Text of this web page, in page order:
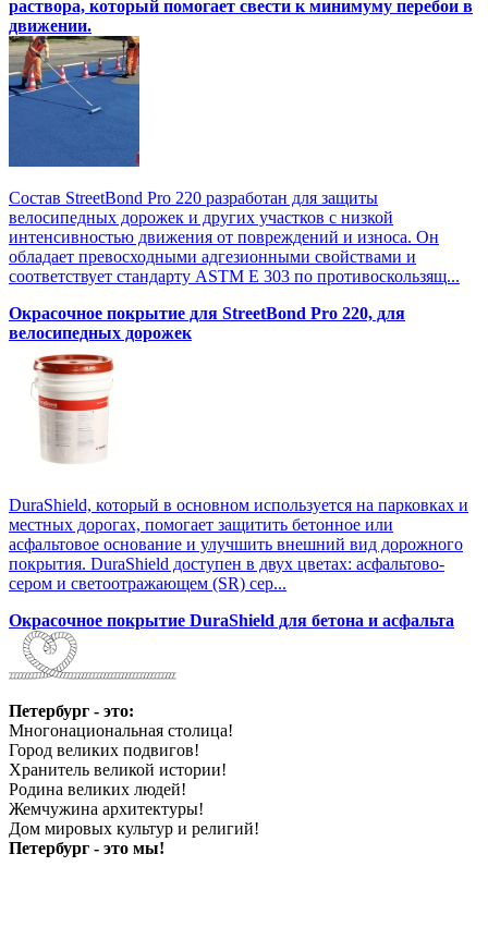
раствора, который помогает свести к минимуму перебои в
движении.
Состав StreetBond Pro 220 разработан для защиты
велосипедных дорожек и других участков с низкой
интенсивностью движения от повреждений и износа. Он
обладает превосходными адгезионными свойствами и
соответствует стандарту ASTM E 303 по противоскользящ...
Окрасочное покрытие для StreetBond Pro 220, для
велосипедных дорожек
DuraShield, который в основном используется на парковках и
местных дорогах, помогает защитить бетонное или
асфальтовое основание и улучшить внешний вид дорожного
покрытия. DuraShield доступен в двух цветах: асфальтово-
сером и светоотражающем (SR) сер...
Окрасочное покрытие DuraShield для бетона и асфальта
Петербург - это:
Многонациональная столица!
Город великих подвигов!
Хранитель великой истории!
Родина великих людей!
Жемчужина архитектуры!
Дом мировых культур и религий!
Петербург - это мы!